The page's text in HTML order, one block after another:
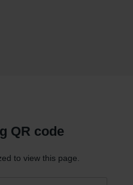
QR code
to view this page.